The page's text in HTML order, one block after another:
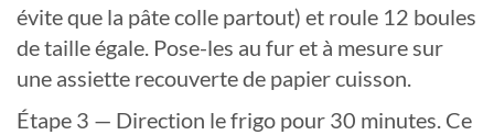
évite que la pâte colle partout) et roule 12 boules
de taille égale. Pose-les au fur et à mesure sur
une assiette recouverte de papier cuisson.
Étape 3 — Direction le frigo pour 30 minutes. Ce